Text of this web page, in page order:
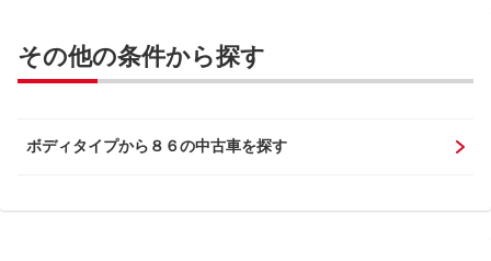
その他の条件から探す
ボディタイプから８６の中古車を探す